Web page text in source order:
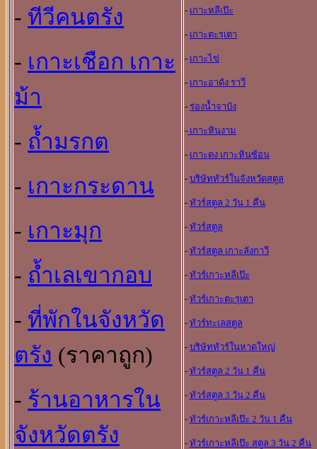
- ทีวีคนตรัง
- เกาะเชือก เกาะ
ม้า
- ถ้ำมรกต
- เกาะกระดาน
- เกาะมุก
- ถ้ำเลเขากอบ
- ที่พักในจังหวัด
ตรัง (ราคาถูก)
- ร้านอาหารใน
จังหวัดตรัง
- เกาะหลีเป๊ะ
- เกาะตะรุเตา
- เกาะไข่
- เกาะอาดัง ราวี
- ร่องน้ำจาบัง
- เกาะหินงาม
- เกาะดง เกาะหินซ้อน
- บริษัททัวร์ในจังหวัดสตูล
- ทัวร์สตูล 2 วัน 1 คืน
- ทัวร์สตูล
- ทัวร์สตูล เกาะลังกาวี
- ทัวร์เกาะหลีเป๊ะ
- ทัวร์เกาะตะรุเตา
- ทัวร์ทะเลสตูล
- บริษัททัวร์ในหาดใหญ
- ทัวร์สตูล 2 วัน 1 คืน
- ทัวร์สตูล 3 วัน 2 คืน
- ทัวร์เกาะหลีเป๊ะ 2 วัน 1 คืน
- ทัวร์เกาะหลีเป๊ะ สตูล 3 วัน 2 คืน